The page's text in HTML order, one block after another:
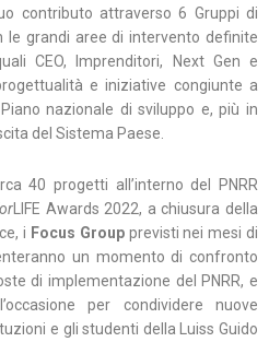
contributo attraverso 6 Gruppi di
le grandi aree di intervento definite
CEO, Imprenditori, Next Gen e
e iniziative congiunte a
nazionale di sviluppo e, più in
del Sistema Paese.
40 progetti all’interno del PNRR
LIFE Awards 2022, a chiusura della
i Focus Groupprevisti nei mesi di
un momento di confronto
di implementazione del PNRR, e
per condividere nuove
e gli studenti della Luiss Guido